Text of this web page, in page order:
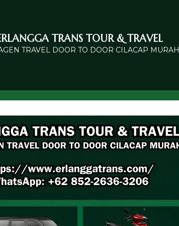
TRANS TOUR & TRAVEL
TRAVEL DOOR TO DOOR CILACAP MURAH